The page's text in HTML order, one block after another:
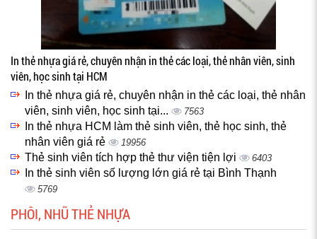
In thẻ nhựa giá rẻ, chuyên nhận in thẻ các loại, thẻ nhân viên, sinh
viên, học sinh tại HCM
In thẻ nhựa giá rẻ, chuyên nhận in thẻ các loại, thẻ nhân
viên, sinh viên, học sinh tại...
7563
In thẻ nhựa HCM làm thẻ sinh viên, thẻ học sinh, thẻ
nhân viên giá rẻ
19956
Thẻ sinh viên tích hợp thẻ thư viện tiện lợi 6403
In thẻ sinh viên số lượng lớn giá rẻ tại Bình Thạnh
5769
PHÔI, NHŨ THẺ NHỰA